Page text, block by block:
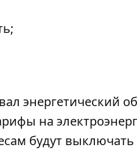
энергетический
на
будут выключать